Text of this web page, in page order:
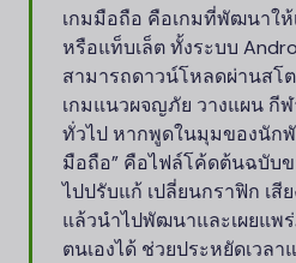
เกมมือถือ คือเกมที่พัฒนาใ
หรือแท็บเล็ต ทั้งระบบ
สามารถดาวน์โหลดผ่านสโ
เกมแนวผจญภัย วางแผน กี
ทั่วไป หากพูดในมุมของนัก
มือถือ” คือไฟล์โค้ดต้นฉบับ
ไปปรับแก้ เปลี่ยนกราฟิก เสี
แล้วนำไปพัฒนาและเผยแพ
ตนเองได้ ช่วยประหยัดเวล